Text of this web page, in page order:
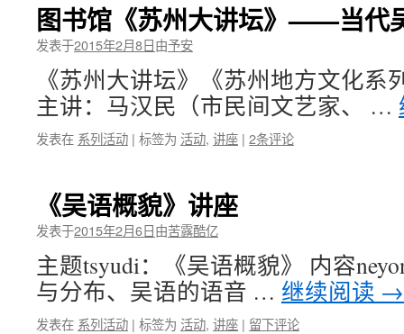
图书馆《苏州大讲坛》——当代
发表于2015年2月8日由予安
《苏州大讲坛》《苏州地方文化系
主讲：马汉民（市民间文艺家、 …
发表在 系列活动 | 标签为 活动, 讲座 | 2条评论
《吴语概貌》讲座
发表于2015年2月6日由苦露酷亿
主题tsyudi：《吴语概貌》 内容
与分布、吴语的语音 … 继续阅读 →
发表在 系列活动 | 标签为 活动, 讲座 | 留下评论